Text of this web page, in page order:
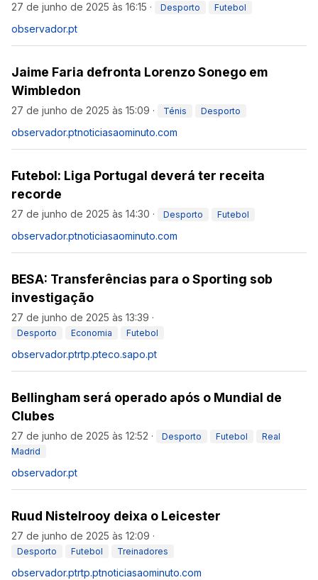
27 de junho de 2025 às 16:15 · Desporto Futebol
observador.pt
Jaime Faria defronta Lorenzo Sonego em
Wimbledon
27 de junho de 2025 às 15:09 · Ténis Desporto
observador.ptnoticiasaominuto.com
Futebol: Liga Portugal deverá ter receita
recorde
27 de junho de 2025 às 14:30 · Desporto Futebol
observador.ptnoticiasaominuto.com
BESA: Transferências para o Sporting sob
investigação
27 de junho de 2025 às 13:39 ·
Desporto Economia Futebol
observador.ptrtp.pteco.sapo.pt
Bellingham será operado após o Mundial de
Clubes
27 de junho de 2025 às 12:52 · Desporto Futebol
Real
Madrid
observador.pt
Ruud Nistelrooy deixa o Leicester
27 de junho de 2025 às 12:09 ·
Desporto Futebol Treinadores
observador.ptrtp.ptnoticiasaominuto.com